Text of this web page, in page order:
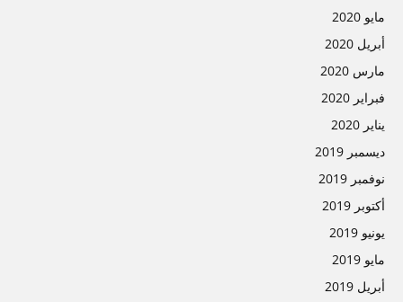
مايو 2020
أبريل 2020
مارس 2020
فبراير 2020
يناير 2020
ديسمبر 2019
نوفمبر 2019
أكتوبر 2019
يونيو 2019
مايو 2019
أبريل 2019